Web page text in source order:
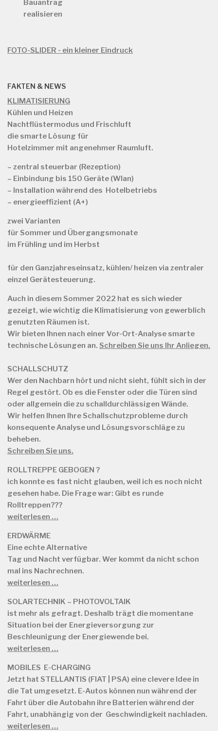
Bauantrag
realisieren
FOTO-SLIDER - ein kleiner Eindruck
FAKTEN & NEWS
KLIMATISIERUNG
Kühlen und Heizen
Nachtflüstermodus und Frischluft
die smarte Lösung für
Hotelzimmer mit angenehmer Raumluft.
– zentral steuerbar (Rezeption)
– Einbindung bis 150 Geräte (Wlan)
– Installation während des Hotelbetriebs
– energieeffizient (A+)
zwei Varianten
für Sommer und Übergangsmonate
im Frühling und im Herbst
für den Ganzjahreseinsatz, kühlen/ heizen via zentraler
einzel Gerätesteuerung.
Auch in diesem Sommer 2022 hat es sich wieder
gezeigt, wie wichtig die Klimatisierung von gewerblich
genutzten Räumen ist.
Wir bieten Ihnen nach einer Vor-Ort-Analyse smarte
technische Lösungen an. Schreiben Sie uns Ihr Anliegen.
SCHALLSCHUTZ
Wer den Nachbarn hört und nicht sieht, fühlt sich in der
Regel gestört. Ob es die Fenster oder die Türen sind
oder allgemein die zu schalldurchlässigen Wände.
Wir helfen Ihnen Ihre Schallschutzprobleme durch
konsequente Analyse und Lösungsvorschläge zu
beheben.
Schreiben Sie uns.
ROLLTREPPE GEBOGEN ?
ich konnte es fast nicht glauben, weil ich es noch nicht
gesehen habe. Die Frage war: Gibt es runde
Rolltreppen???
weiterlesen …
ERDWÄRME
Eine echte Alternative
Tag und Nacht verfügbar. Wer kommt da nicht schon
mal ins Nachrechnen.
weiterlesen …
SOLARTECHNIK – PHOTOVOLTAIK
ist mehr als gefragt. Deshalb trägt die momentane
Situation bei der Energieversorgung zur
Beschleunigung der Energiewende bei.
weiterlesen …
MOBILES E-CHARGING
Jetzt hat STELLANTIS (FIAT | PSA) eine clevere Idee in
die Tat umgesetzt. E-Autos können nun während der
Fahrt über die Autobahn ihre Batterien während der
Fahrt, unabhängig von der Geschwindigkeit nachladen.
weiterlesen …